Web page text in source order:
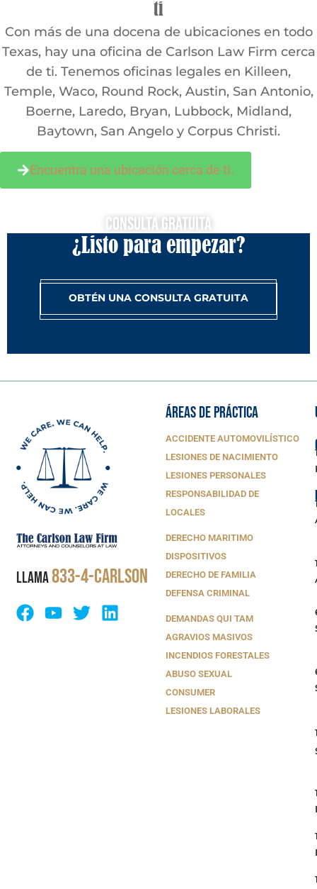
ti
Con más de una docena de ubicaciones en todo
Texas, hay una oficina de Carlson Law Firm cerca
de ti. Tenemos oficinas legales en Killeen,
Temple, Waco, Round Rock, Austin, San Antonio,
Boerne, Laredo, Bryan, Lubbock, Midland,
Baytown, San Angelo y Corpus Christi.
Encuentra una ubicación cerca de ti.
Consulta Gratuita
¿Listo para empezar?
OBTÉN UNA CONSULTA GRATUITA
LLAMA833-4-CARLSON
ÁREAS DE PRÁCTICA
ACCIDENTE AUTOMOVILÍSTICO
LESIONES DE NACIMIENTO
LESIONES PERSONALES
RESPONSABILIDAD DE
LOCALES
DERECHO MARITIMO
DISPOSITIVOS
DERECHO DE FAMILIA
DEFENSA CRIMINAL
DEMANDAS QUI TAM
AGRAVIOS MASIVOS
INCENDIOS FORESTALES
ABUSO SEXUAL
CONSUMER
LESIONES LABORALES